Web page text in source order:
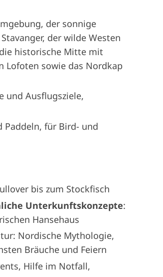
der sonnige
der wilde Westen
historische Mitte mit
Lofoten sowie das Nordkap
und Ausflugsziele,
Paddeln, für Bird- und
bis zum Stockfisch
Unterkunftskonzepte:
Hansehaus
Nordische Mythologie,
Bräuche und Feiern
Hilfe im Notfall,